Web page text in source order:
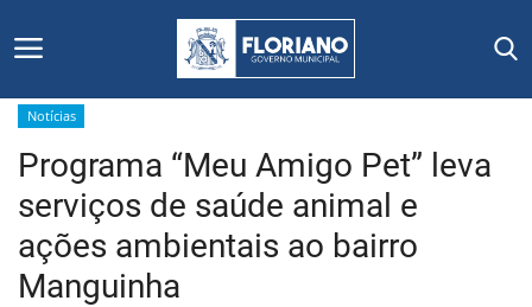
Início
Editais
Floriano
Notícias
Programa “Meu Amigo Pet” leva
serviços de saúde animal e
ações ambientais ao bairro
Manguinha